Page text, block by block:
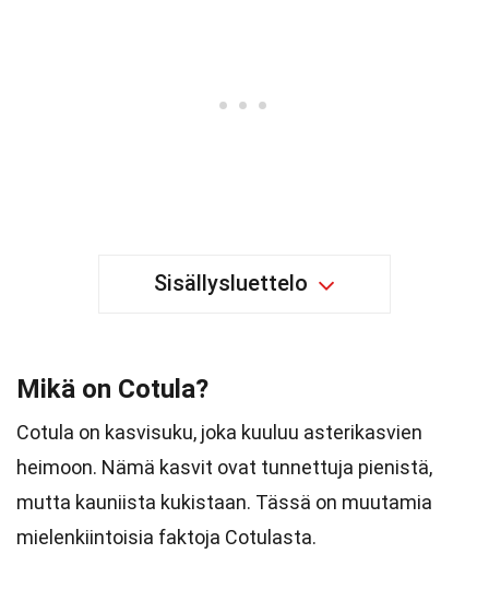
Sisällysluettelo
Mikä on Cotula?
Cotula on kasvisuku, joka kuuluu asterikasvien
heimoon. Nämä kasvit ovat tunnettuja pienistä,
mutta kauniista kukistaan. Tässä on muutamia
mielenkiintoisia faktoja Cotulasta.